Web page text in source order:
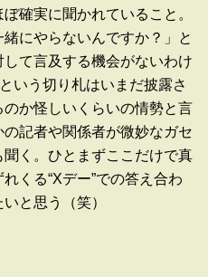
確実に聞かれていること。
緒にやらないんですか？」と
して言及する機会がないわけ
という切り札はいまだ披露さ
か怪しいくらいの情勢と言
の記者や関係者が微妙なガセ
く。 ひとまずここだけで真
くる“Xデー”での答え合わ
と思う（笑）